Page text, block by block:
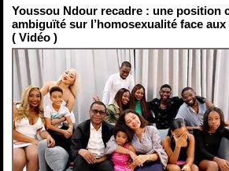
Youssou Ndour recadre : une position
ambiguïté sur l’homosexualité face
( Vidéo )